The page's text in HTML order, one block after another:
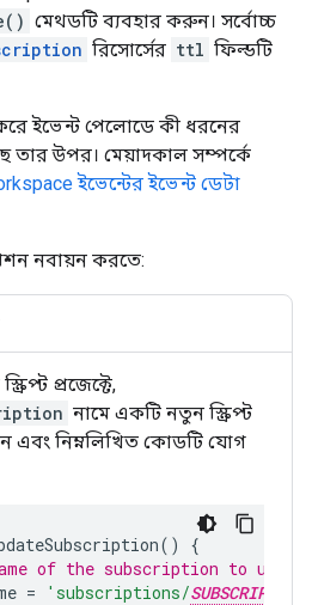
মেথডটি ব্যবহার করুন। সর্বোচ্চ
রিসোর্সের ttl ফিল্ডটি
ইভেন্ট পেলোডে কী ধরনের
তার উপর। মেয়াদকাল সম্পর্কে
ইভেন্টের ইভেন্ট ডেটা
নবায়ন করতে:
প্রজেক্টে,
নামে একটি নতুন স্ক্রিপ্ট
এবং নিম্নলিখিত কোডটি যোগ
()
{
of the subscription to
= 'subscriptions/